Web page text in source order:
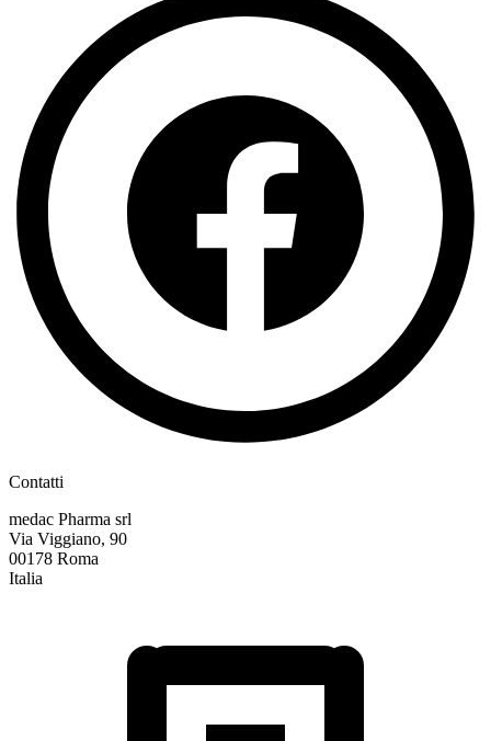
Contatti
medac Pharma srl
Via Viggiano, 90
00178 Roma
Italia